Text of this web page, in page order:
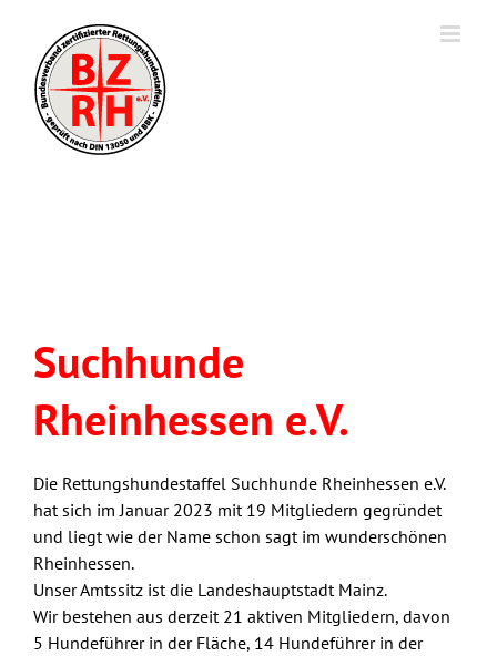
Suchhunde
Rheinhessen e.V.
Die Rettungshundestaffel Suchhunde Rheinhessen e.V.
hat sich im Januar 2023 mit 19 Mitgliedern gegründet
und liegt wie der Name schon sagt im wunderschönen
Rheinhessen.
Unser Amtssitz ist die Landeshauptstadt Mainz.
Wir bestehen aus derzeit 21 aktiven Mitgliedern, davon
5 Hundeführer in der Fläche, 14 Hundeführer in der